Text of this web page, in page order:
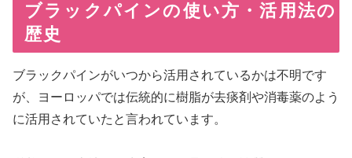
ブラックパインの使い方・活用法の
歴史
ブラックパインがいつから活用されているかは不明です
が、ヨーロッパでは伝統的に樹脂が去痰剤や消毒薬のよう
に活用されていたと言われています。